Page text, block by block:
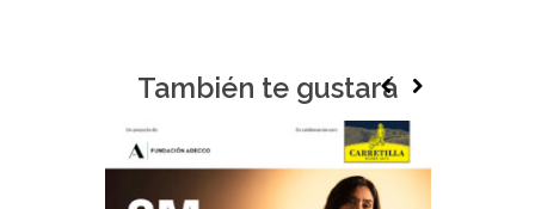
También te gustará